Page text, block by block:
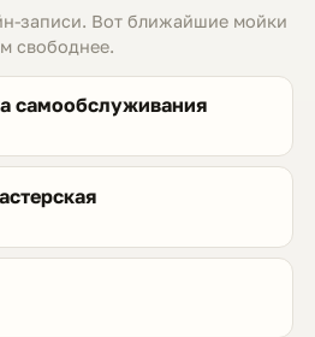
записи. Вот ближайшие мойки
свободнее.
самообслуживания